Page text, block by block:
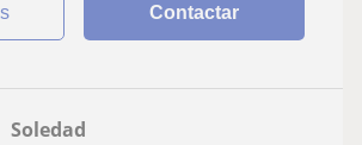
Contactar
Soledad